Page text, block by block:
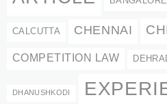
CALCUTTA CHENNAI
COMPETITION LAW
DHANUSHKODI